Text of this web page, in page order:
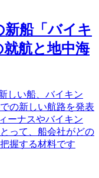
船「バイキ
航と地中海
しい船、バイキン
の新しい航路を発表
ーナスやバイキン
って、船会社がどの
握する材料です